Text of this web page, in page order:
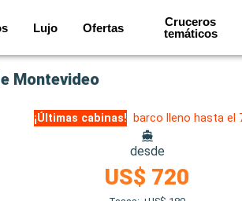
Lujo Ofertas
Cruceros
temáticos
Montevideo
¡Últimas cabinas! barco lleno hasta el
desde
US$ 720